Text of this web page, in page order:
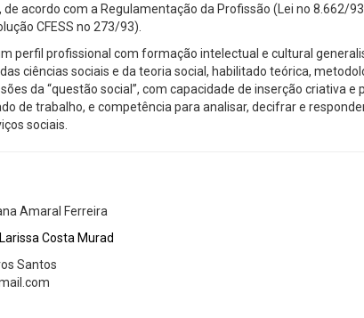
acordo com a Regulamentação da Profissão (Lei no 8.662/
CFESS no 273/93).
perfil profissional com formação intelectual e cultural
ciências sociais e da teoria social, habilitado teórica,
da “questão social”, com capacidade de inserção criativa e
de trabalho, e competência para analisar, decifrar e
sociais.
Amaral Ferreira
Costa Murad
Santos